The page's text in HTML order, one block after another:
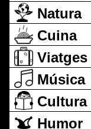
Natura
Cuina
Viatges
Música
Cultura
Humor